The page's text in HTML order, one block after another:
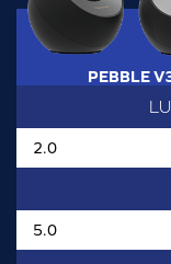
PEBBLE
2.0
5.0